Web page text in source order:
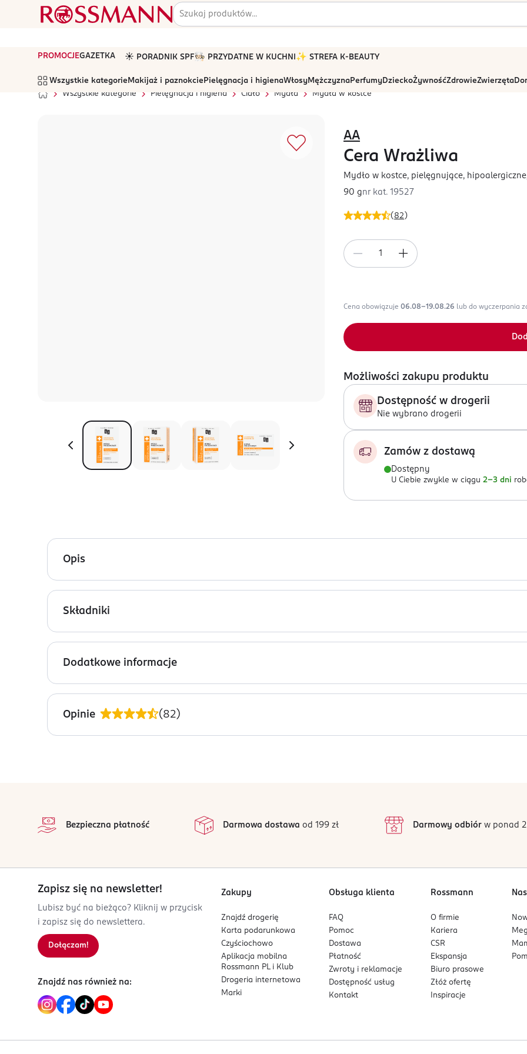
PROMOCJEGAZETKA ☀️ PORADNIK SPF🧑🏻‍🍳 PRZYDATNE W KUCHNI ✨ STREFA K-BEAUTY
Wszystkie kategorie Makijaż i paznokcie Pielęgnacja i higienaWłosyMężczyznaPerfumyDzieckoŻywnośćZdrowieZwierzęta
Wszystkie kategorie
Pielęgnacja i higiena Ciało Mydła Mydła w kostce
( 82 )
AA
Cera Wrażliwa
Mydło w kostce, pielęgnujące,
90 gnr kat. 19527
Cena obowiązuje 06.08-19.08.26 lub do wyczerpania
Możliwości zakupu produktu
Dostępność w drogerii
Nie wybrano drogerii
Zamów z dostawą
Dostępny
U Ciebie zwykle w ciągu 2-3 dni
Opis
AA Cera Wrażliwa pielęgnujące mydło do delikatnej i wrażliwej skóry. Dokładnie oczyszcza skórę, nie naruszając
kompozycję zapachową oraz zestaw składników dostosowanych do potrzeb skóry wrażliwej i skłonnej do
Łagodne dla skóry- ekstrakt z rumianku działa kojąco, eliminuje uczucie suchości i zapewnia komfort
Poprawia stopień nawilżenia
Składniki
Ingredients: : SODIUM PALMATE, SODIUM PALM KERNELATE, AQUA, PARFUM, GLYCERIN, PALM ACID, PARAFFINUM
RECUTITA FLOWER EXTRACT, PALM KERNEL ACID, TETRASODIUM EDTA, TETRASODIUM ETIDRONATE, CI 77891.
Dodatkowe informacje
OSOBA/PODMIOT ODPOWIEDZIALNY
OCEANIC SP. Z O.O.
ŁOKIETKA 58
81-736
5 900116 086644
Opinie (82)
2
1
Bezpieczna płatność Darmowa dostawa od 199 zł Darmowy odbiórw ponad
Zapisz się na newsletter!
Lubisz być na bieżąco? Kliknij w przycisk
i zapisz się do newslettera.
Dołączam!
Znajdź nas również na:
Zakupy
Znajdź drogerię
Karta podarunkowa
Czyściochowo
Aplikacja mobilna
Rossmann PL i Klub
Drogeria internetowa
Marki
Obsługa klienta
FAQ
Pomoc
Dostawa
Płatność
Zwroty i reklamacje
Dostępność usług
Kontakt
Rossmann
O firmie
Kariera
CSR
Ekspansja
Biuro prasowe
Złóż ofertę
Inspiracje